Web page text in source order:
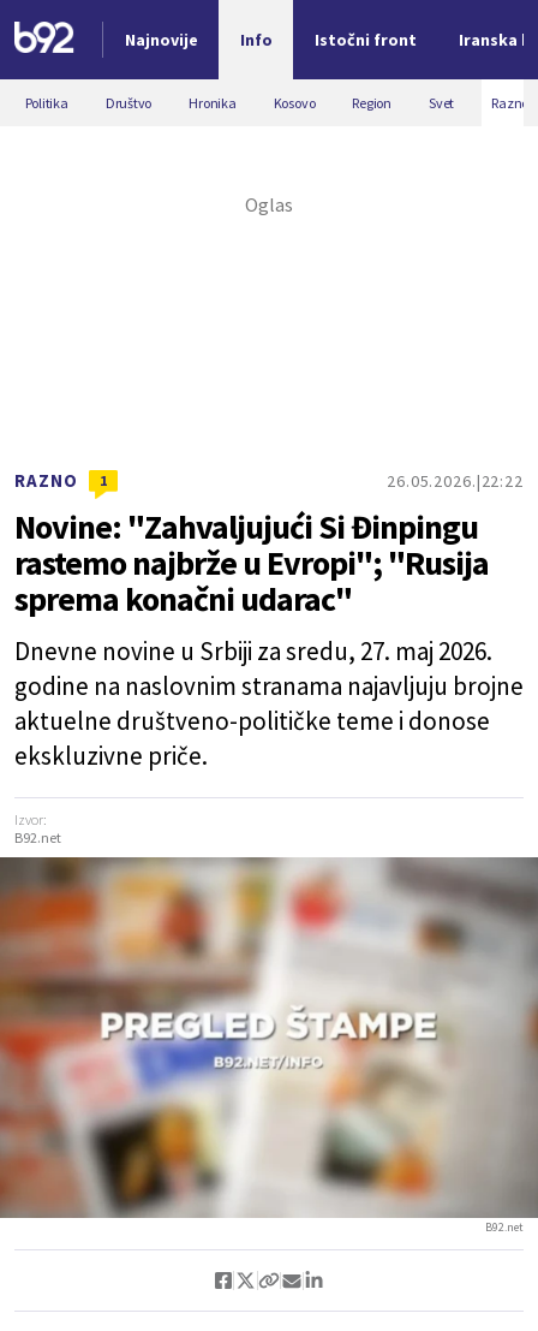
Najnovije Info Istočni front Iranska
Nova vest
Politika Društvo Hronika Kosovo Region Svet Razno
RAZNO 1 26.05.2026. 22:22
Novine: "Zahvaljujući Si Đinpingu
rastemo najbrže u Evropi"; "Rusija
sprema konačni udarac"
Dnevne novine u Srbiji za sredu, 27. maj 2026.
godine na naslovnim stranama najavljuju brojne
aktuelne društveno-političke teme i donose
ekskluzivne priče.
Izvor:
B92.net
B92.net